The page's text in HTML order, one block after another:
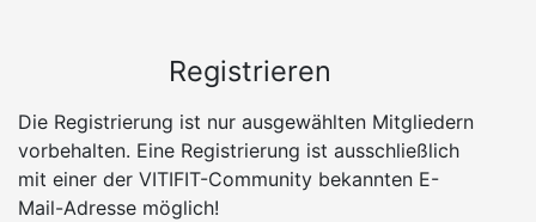
Registrieren
Die Registrierung ist nur ausgewählten Mitgliedern
vorbehalten. Eine Registrierung ist ausschließlich
mit einer der VITIFIT-Community bekannten E-
Mail-Adresse möglich!